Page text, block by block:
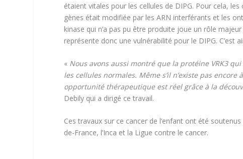
étaient vitales pour les cellules de DIPG. Pour cela,
gènes était modifiée par les ARN interférants et les
kinase qui n’a pas pu être produite joue un rôle
représente donc une vulnérabilité pour le DIPG. C’est
« Nous avons aussi montré que la protéine VRK3
les cellules normales. Même s’il n’existe pas
opportunité thérapeutique est réel grâce à la
Debily qui a dirigé ce travail.
Ces travaux sur ce cancer de l’enfant ont été
de-France, l’Inca et la Ligue contre le cancer.